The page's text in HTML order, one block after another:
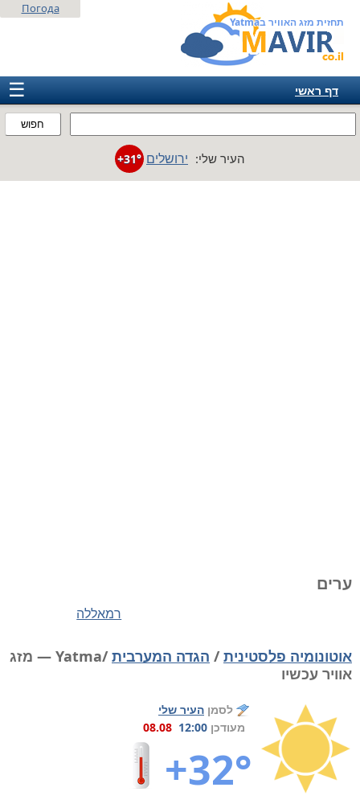
תחזית מזג האוויר בYatma
חפוש
Погода
☰
דף ראשי
אמריקה
העיר שלי: ירושלים +31°
ערים
רמאללה
אוטונומיה פלסטינית/ הגדה המערבית
/Yatma — מזג
אוויר עכשיו
לסמן העיר שלי
מעודכן 12:00
08.08
+32°